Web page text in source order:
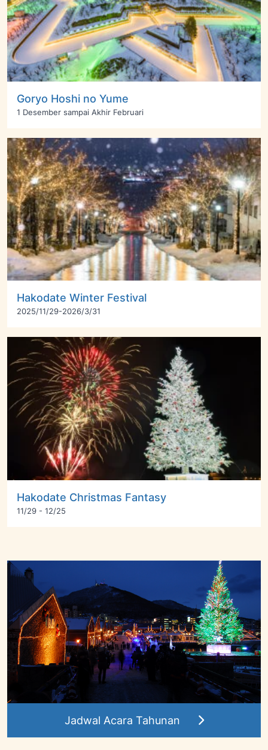
Goryo Hoshi no Yume
1 Desember sampai Akhir Februari
Hakodate Winter Festival
2025/11/29-2026/3/31
Hakodate Christmas Fantasy
11/29 - 12/25
Jadwal Acara Tahunan